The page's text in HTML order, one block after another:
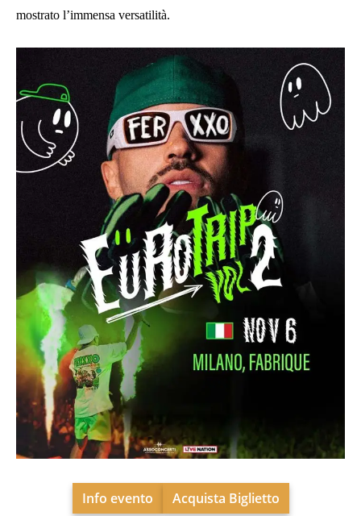
mostrato l’immensa versatilità.
Info evento Acquista Biglietto